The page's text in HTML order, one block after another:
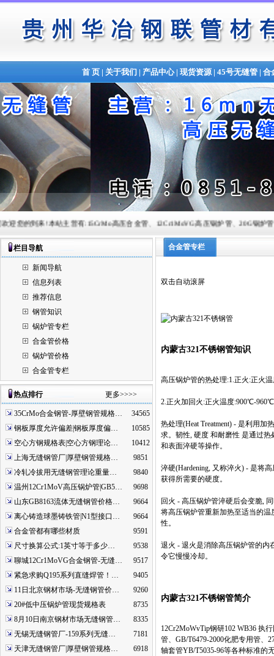
首 页| 关于我们 | 产品中心| 现货资源| 45号无缝管| 合
您的到来!本站主营有:15CrMo高压合金管、12Cr1MoVG高压锅炉管、20G锅炉管
栏目导航
新闻导航
信息列表
推荐信息
钢管知识
锅炉管专栏
合金管价格
锅炉管价格
合金管专栏
热点排行 更多>>>>
35CrMo合金钢管-厚壁钢管规格…
34565
钢板厚度允许偏差|钢板厚度偏…
10585
空心方钢规格表|空心方钢理论…
10412
上海无缝钢管厂|厚壁钢管规格…
9851
冷轧冷拔用无缝钢管理论重量…
9840
温州12Cr1MoV高压锅炉管|GB5…
9698
山东GB8163流体无缝钢管价格…
9664
离心铸造球墨铸铁管|N1型接口…
9664
合金管都有哪些材质
9591
尺寸换算公式:1英寸等于多少…
9538
聊城12Cr1MoVG合金钢管-无缝…
9517
紧急求购Q195系列直缝焊管！…
9405
11日北京钢材市场-无缝钢管价…
9260
20#低中压锅炉管现货规格表
8735
8月10日南京钢材市场无缝钢管…
8335
无锡无缝钢管厂-159系列无缝…
7181
天津无缝钢管厂|厚壁钢管规格…
6918
合金管专栏
双击自动滚屏
内蒙古321不锈钢管知识
高压锅炉管的热处理:1.正火:正火
2.正火加回火:正火温度:900℃-
热处理(Heat Treatment) - 是利用
求。韧性, 硬度 和耐磨性 是通过
和表面淬硬等操作。
淬硬(Hardening, 又称淬火) - 是将
获得所需要的硬度。
回火 - 高压锅炉管淬硬后会变脆,
将高压锅炉管重新加热至适当的
性。
退火 - 退火是消除高压锅炉管的内
令它慢慢冷却。
内蒙古321不锈钢管简介
12Cr2MoWvTip钢研102 WB36 执
管、GB/T6479-2000化肥专用管、
轴套管YB/T5035-96等各种标准的